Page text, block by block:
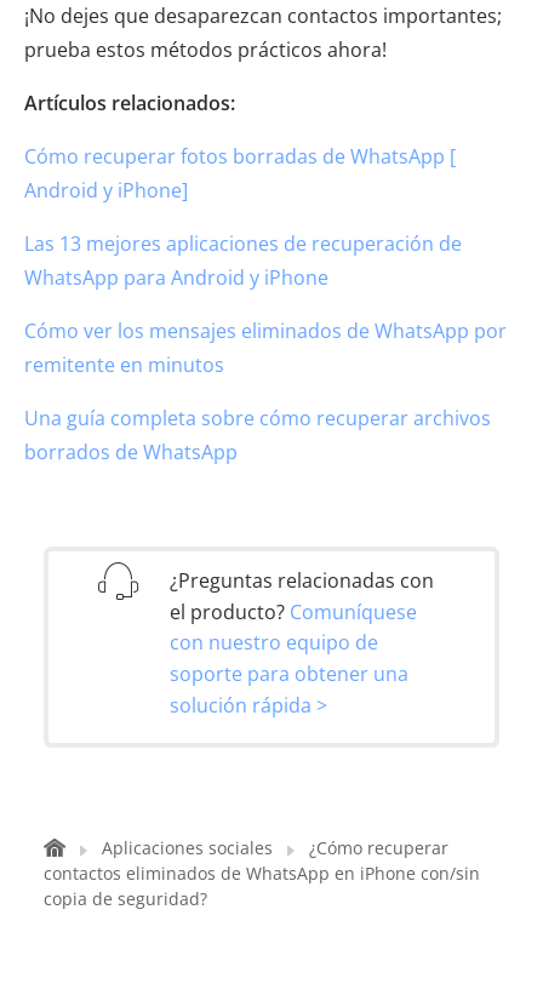
¡No dejes que desaparezcan contactos importantes;
prueba estos métodos prácticos ahora!
Artículos relacionados:
Cómo recuperar fotos borradas de WhatsApp [
Android y iPhone]
Las 13 mejores aplicaciones de recuperación de
WhatsApp para Android y iPhone
Cómo ver los mensajes eliminados de WhatsApp por
remitente en minutos
Una guía completa sobre cómo recuperar archivos
borrados de WhatsApp
¿Preguntas relacionadas con
el producto? Comuníquese
con nuestro equipo de
soporte para obtener una
solución rápida >
Aplicaciones sociales
¿Cómo recuperar
contactos eliminados de WhatsApp en iPhone con/sin
copia de seguridad?